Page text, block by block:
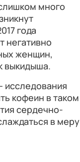
много
года
негативно
женщин,
выкидыша.
исследования
кофеин в таком
сердечно-
в меру